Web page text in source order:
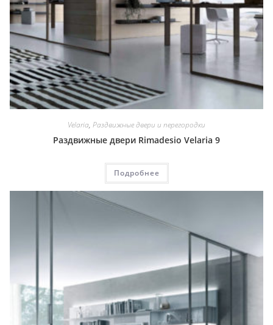
Velaria, Раздвижные двери и перегородки
Раздвижные двери Rimadesio Velaria 9
Подробнее